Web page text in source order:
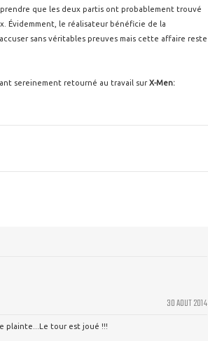
que les deux partis ont probablement trouvé
Évidemment, le réalisateur bénéficie de la
sans véritables preuves mais cette affaire reste
sereinement retourné au travail surX-Men:
30 AOUT 2014
plainte...Le tour est joué !!!